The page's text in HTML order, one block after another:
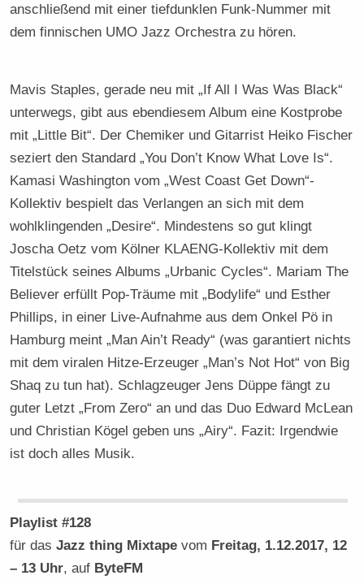
anschließend mit einer tiefdunklen Funk-Nummer mit
dem finnischen UMO Jazz Orchestra zu hören.
Mavis Staples, gerade neu mit „If All I Was Was Black“
unterwegs, gibt aus ebendiesem Album eine Kostprobe
mit „Little Bit“. Der Chemiker und Gitarrist Heiko Fischer
seziert den Standard „You Don’t Know What Love Is“.
Kamasi Washington vom „West Coast Get Down“-
Kollektiv bespielt das Verlangen an sich mit dem
wohlklingenden „Desire“. Mindestens so gut klingt
Joscha Oetz vom Kölner KLAENG-Kollektiv mit dem
Titelstück seines Albums „Urbanic Cycles“. Mariam The
Believer erfüllt Pop-Träume mit „Bodylife“ und Esther
Phillips, in einer Live-Aufnahme aus dem Onkel Pö in
Hamburg meint „Man Ain’t Ready“ (was garantiert nichts
mit dem viralen Hitze-Erzeuger „Man’s Not Hot“ von Big
Shaq zu tun hat). Schlagzeuger Jens Düppe fängt zu
guter Letzt „From Zero“ an und das Duo Edward McLean
und Christian Kögel geben uns „Airy“. Fazit: Irgendwie
ist doch alles Musik.
Playlist #128
für dasJazz thing Mixtape vom Freitag, 1.12.2017, 12
– 13 Uhr, auf ByteFM